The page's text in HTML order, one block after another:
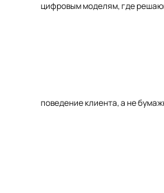
цифровым моделям, где
поведение клиента, а не